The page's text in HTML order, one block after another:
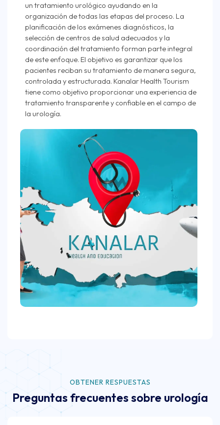
un tratamiento urológico ayudando en la
organización de todas las etapas del proceso. La
planificación de los exámenes diagnósticos, la
selección de centros de salud adecuados y la
coordinación del tratamiento forman parte integral
de este enfoque. El objetivo es garantizar que los
pacientes reciban su tratamiento de manera segura,
controlada y estructurada. Kanalar Health Tourism
tiene como objetivo proporcionar una experiencia de
tratamiento transparente y confiable en el campo de
la urología.
OBTENER RESPUESTAS
Preguntas frecuentes sobre urología